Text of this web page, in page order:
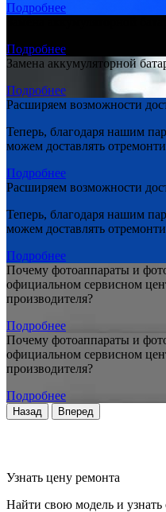
Подробнее
Подробнее
Замена аккумуляторной
Подробнее
Расширяем возможности
Теперь, благодаря нашим
можем доставлять
Подробнее
Расширяем возможности
Теперь, благодаря нашим
можем доставлять
Подробнее
Почему фотоаппараты и
официальном сервисном
производителя?
Подробнее
Почему фотоаппараты и
официальном сервисном
производителя?
Подробнее
Назад Вперед
Узнать цену ремонта
Найти свою модель и узнать